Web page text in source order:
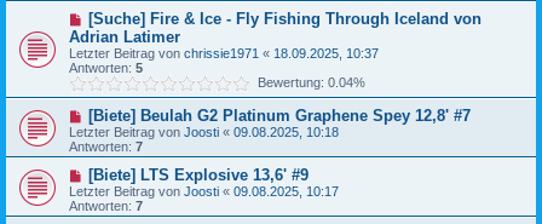
[Suche] Fire & Ice - Fly Fishing Through Iceland von
Adrian Latimer
Letzter Beitrag von chrissie1971 « 18.09.2025, 10:37
Antworten: 5
Bewertung: 0.04%
[Biete] Beulah G2 Platinum Graphene Spey 12,8' #7
Letzter Beitrag von Joosti « 09.08.2025, 10:18
Antworten: 7
[Biete] LTS Explosive 13,6' #9
Letzter Beitrag von Joosti « 09.08.2025, 10:17
Antworten: 7